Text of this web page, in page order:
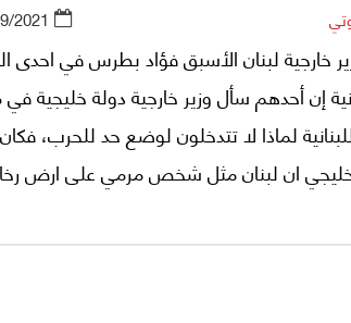
2021
خارجية لبنان الأسبق فؤاد بطرس في احدى
إن أحدهم سأل وزير خارجية دولة خليجية
لماذا لا تتدخلون لوضع حد للحرب،
ان لبنان مثل شخص مرمي على ارض